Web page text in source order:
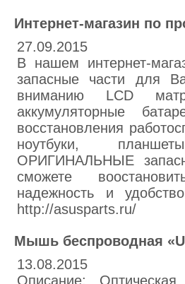
Интернет-магазин по
27.09.2015
В нашем интернет-
запасные части для
вниманию LCD
аккумуляторные
восстановления
ноутбуки,
ОРИГИНАЛЬНЫЕ
сможете
надежность и
http://asusparts.ru/
Мышь беспроводная
13.08.2015
Описание: